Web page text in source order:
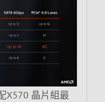
X570 晶片組最